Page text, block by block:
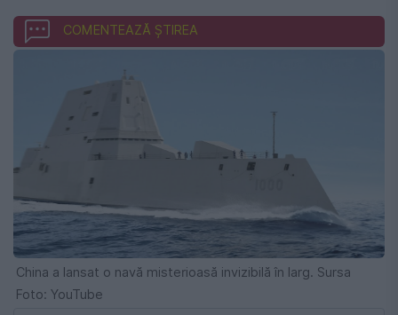
COMENTEAZĂ ȘTIREA
China a lansat o navă misterioasă invizibilă în larg. Sursa
Foto: YouTube